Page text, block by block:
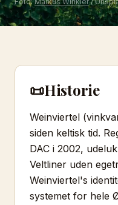
📜Historie
Weinviertel
siden keltisk tid.
DAC i 2002,
Veltliner uden
Weinviertel's
systemet for hele